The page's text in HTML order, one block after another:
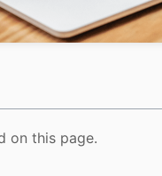
on this page.